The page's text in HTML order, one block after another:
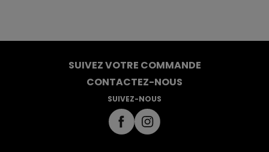
SUIVEZ VOTRE COMMANDE
CONTACTEZ-NOUS
SUIVEZ-NOUS